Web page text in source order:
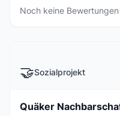
Noch keine Bewertungen
🤝Sozialprojekt